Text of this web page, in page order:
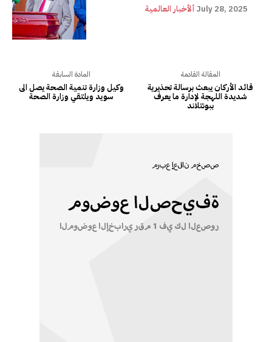
ألأخبار العالمية July 28, 2025
المادة السابقة
وكيل وزارة تنمية الصحة يصل الى
سويد ويلتقي وزارة الصحة
المقالة القادمة
قائد الأركان يبعث برسالة تحذيرية
شديدة اللهجة لإدارة ما يعرف
ببونتلاند